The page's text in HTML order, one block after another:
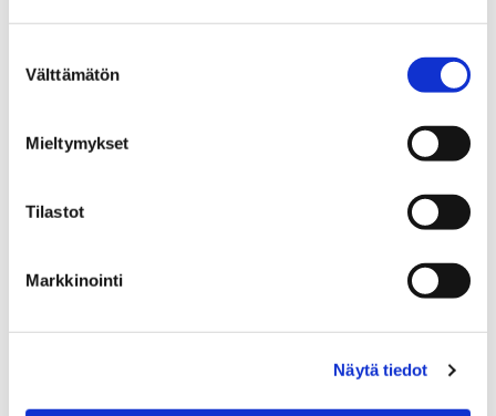
valinta
Välttämätön
Mieltymykset
Tilastot
Markkinointi
Näytä tiedot
Etusivu
Työ ja yrittäminen